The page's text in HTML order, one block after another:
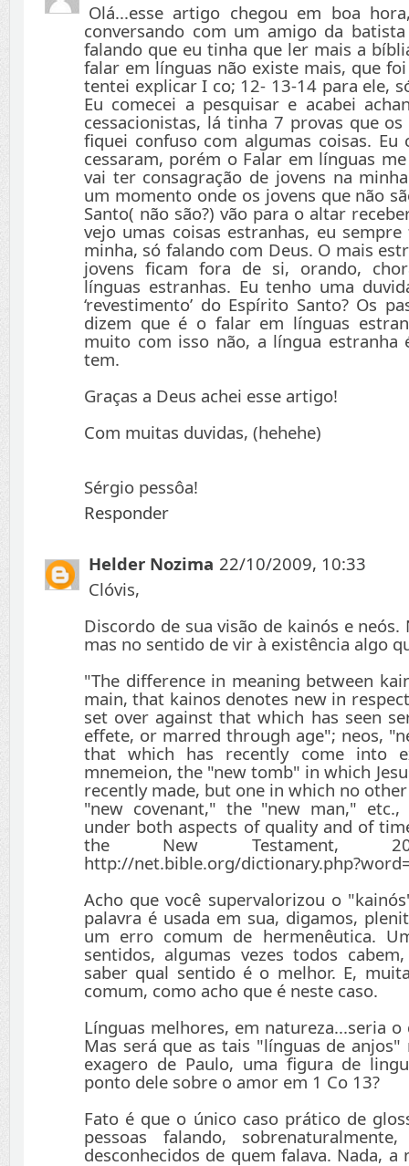
Olá...esse artigo chegou em boa
conversando com um amigo da
falando que eu tinha que ler mais a
falar em línguas não existe mais, que
tentei explicar I co; 12- 13-14 para ele,
Eu comecei a pesquisar e acabei
cessacionistas, lá tinha 7 provas que
fiquei confuso com algumas coisas.
cessaram, porém o Falar em línguas
vai ter consagração de jovens na
um momento onde os jovens que não
Santo( não são?) vão para o altar
vejo umas coisas estranhas, eu
minha, só falando com Deus. O mais
jovens ficam fora de si, orando,
línguas estranhas. Eu tenho uma
‘revestimento’ do Espírito Santo? Os
dizem que é o falar em línguas
muito com isso não, a língua estranha
tem.
Graças a Deus achei esse artigo!
Com muitas duvidas, (hehehe)
Sérgio pessôa!
Responder
Helder Nozima 22/10/2009, 10:33
Clóvis,
Discordo de sua visão de kainós e
mas no sentido de vir à existência algo
"The difference in meaning between
main, that kainos denotes new in
set over against that which has seen
effete, or marred through age"; neos,
that which has recently come into
mnemeion, the "new tomb" in which
recently made, but one in which no
"new covenant," the "new man," etc.,
under both aspects of quality and of
the New Testament,
http://net.bible.org/
Acho que você supervalorizou o
palavra é usada em sua, digamos,
um erro comum de hermenêutica.
sentidos, algumas vezes todos
saber qual sentido é o melhor. E,
comum, como acho que é neste caso.
Línguas melhores, em natureza...seria o
Mas será que as tais "línguas de anjos"
exagero de Paulo, uma figura de
ponto dele sobre o amor em 1 Co 13?
Fato é que o único caso prático de
pessoas falando,
desconhecidos de quem falava. Nada,